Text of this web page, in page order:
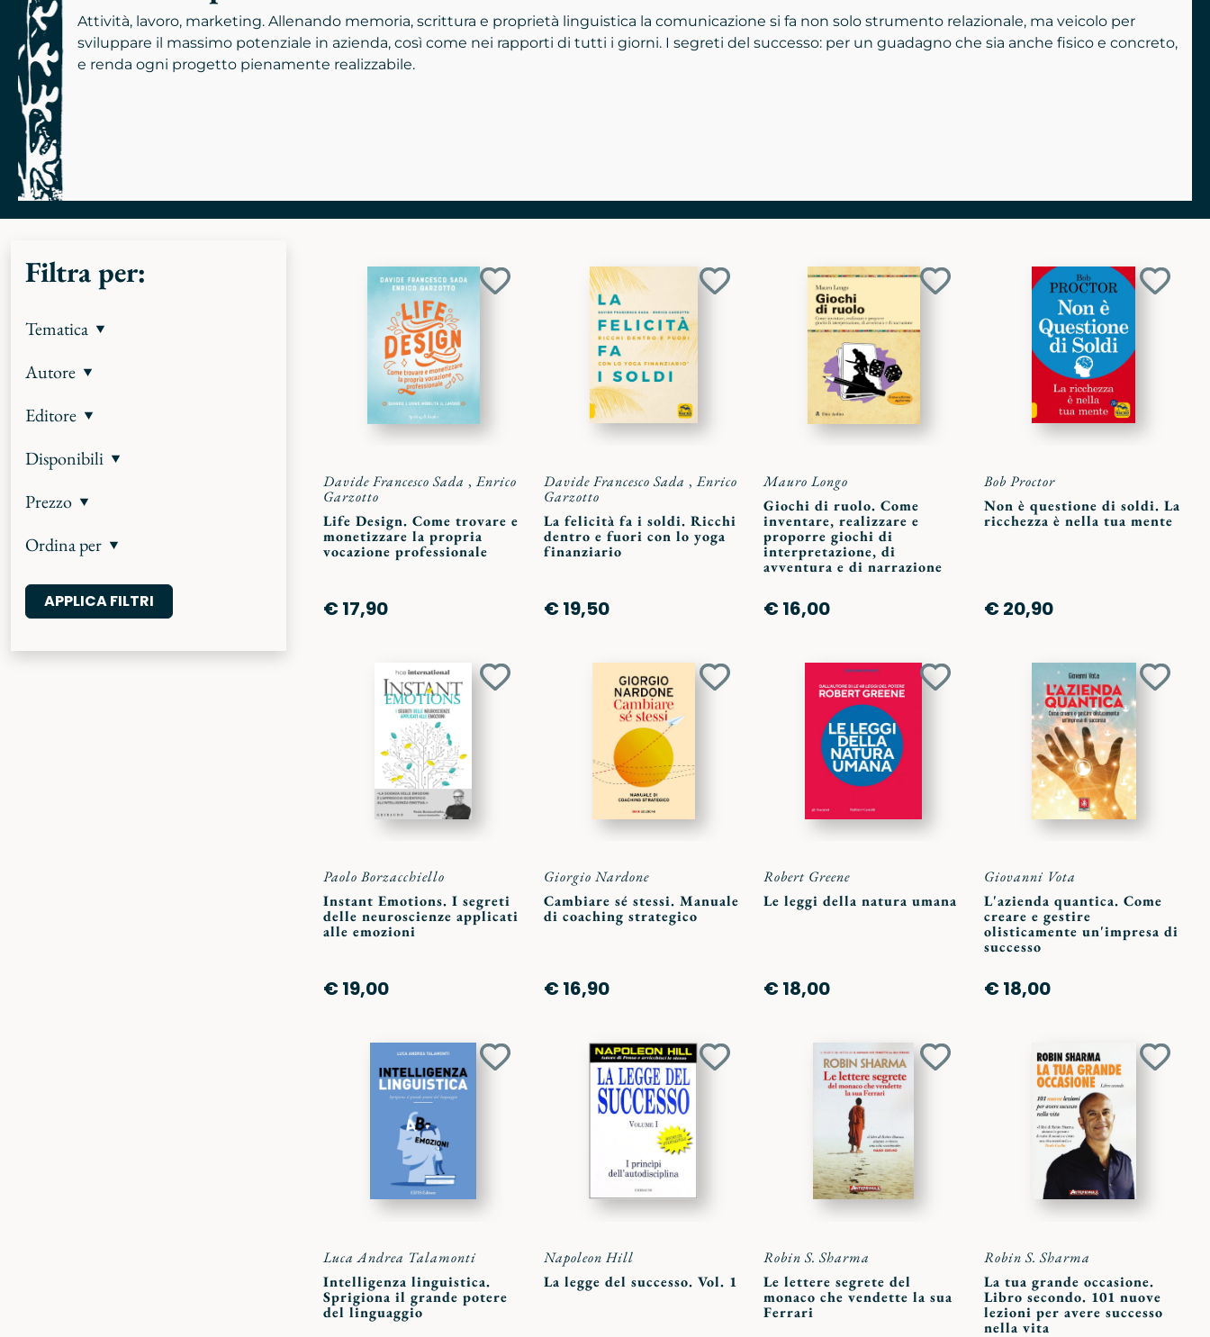
Attività, lavoro, marketing. Allenando memoria, scrittura e proprietà linguistica la comunicazione si fa non solo strumento relazionale, ma veicolo per
sviluppare il massimo potenziale in azienda, così come nei rapporti di tutti i giorni. I segreti del successo: per un guadagno che sia anche fisico e concreto,
e renda ogni progetto pienamente realizzabile.
Filtra per:
Tematica
Autore
Editore
Disponibili
Prezzo
Ordina per
Aggiungi
Davide Francesco Sada ,Enrico
Garzotto
Life Design. Come trovare e
monetizzare la propria
vocazione professionale
€ 17,90
Aggiungi
Davide Francesco Sada ,Enrico
Garzotto
La felicità fa i soldi. Ricchi
dentro e fuori con lo yoga
finanziario
€ 19,50
Aggiungi
Mauro Longo
Giochi di ruolo. Come
inventare, realizzare e
proporre giochi di
interpretazione, di
avventura e di narrazione
€ 16,00
Bob Proctor
Non è questione di soldi. La
ricchezza è nella tua mente
€ 20,90
Aggiungi
Paolo Borzacchiello
Instant Emotions. I segreti
delle neuroscienze applicati
alle emozioni
€ 19,00
Aggiungi
Giorgio Nardone
Cambiare sé stessi. Manuale
di coaching strategico
€ 16,90
Aggiungi
Robert Greene
Le leggi della natura umana
€ 18,00
Giovanni Vota
L'azienda quantica. Come
creare e gestire
olisticamente un'impresa di
successo
€ 18,00
Aggiungi
Luca Andrea Talamonti
Intelligenza linguistica.
Sprigiona il grande potere
del linguaggio
Aggiungi
Napoleon Hill
La legge del successo. Vol. 1
Aggiungi
Robin S. Sharma
Le lettere segrete del
monaco che vendette la sua
Ferrari
Robin S. Sharma
La tua grande occasione.
Libro secondo. 101 nuove
lezioni per avere successo
nella vita